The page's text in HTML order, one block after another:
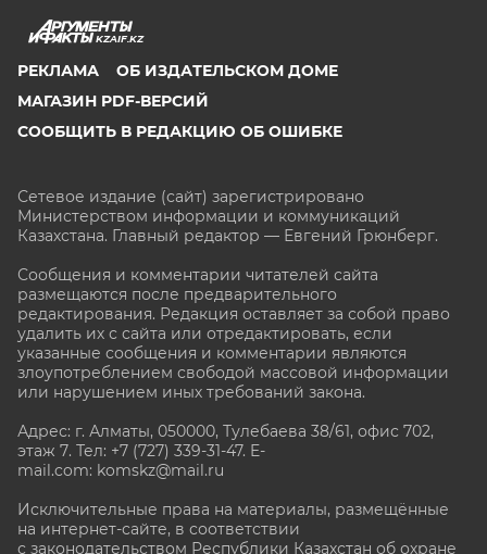
KZAIF.KZ
РЕКЛАМА
ОБ ИЗДАТЕЛЬСКОМ ДОМЕ
МАГАЗИН PDF-ВЕРСИЙ
СООБЩИТЬ В РЕДАКЦИЮ ОБ ОШИБКЕ
Сетевое издание (сайт) зарегистрировано
Министерством информации и коммуникаций
Казахстана. Главный редактор — Евгений Грюнберг.
Сообщения и комментарии читателей сайта
размещаются после предварительного
редактирования. Редакция оставляет за собой право
удалить их с сайта или отредактировать, если
указанные сообщения и комментарии являются
злоупотреблением свободой массовой информации
или нарушением иных требований закона.
Адрес: г. Алматы, 050000, Тулебаева 38/61, офис 702,
этаж 7. Тел: +7 (727) 339-31-47. E-
mail.com: komskz@mail.ru
Исключительные права на материалы, размещённые
на интернет-сайте, в соответствии
с законодательством Республики Казахстан об охране